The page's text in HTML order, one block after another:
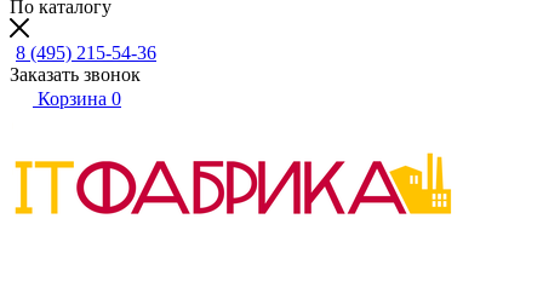
По каталогу
8 (495) 215-54-36
Заказать звонок
Корзина 0